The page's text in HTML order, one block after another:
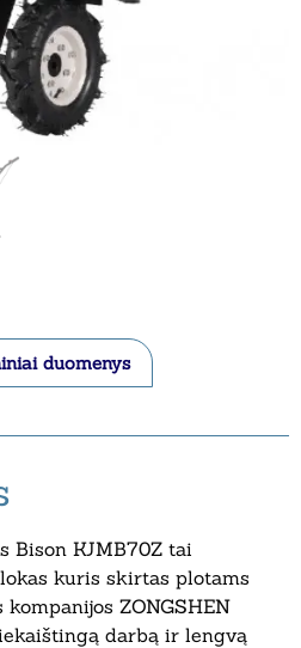
duomenys
Bison KJMB70Z tai
kuris skirtas plotams
ZONGSHEN
darbą ir lengvą